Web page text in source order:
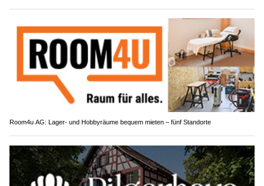
Room4u AG: Lager- und Hobbyräume bequem mieten – fünf Standorte